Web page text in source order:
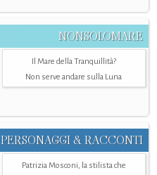
NONSOLOMARE
Il Mare della Tranquillità?
Non serve andare sulla Luna
PERSONAGGI & RACCONTI
Patrizia Mosconi, la stilista che